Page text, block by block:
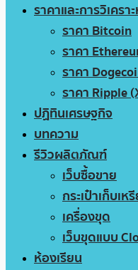
ราคาและการวิเครา
ราคา Bitcoin
ราคา
ราคา
ราคา Ripple
ปฏิทินเศรษฐกิจ
บทความ
รีวิวผลิตภัณฑ์
เว็บซื้อขาย
กระเป๋าเก็บเ
เครื่องขุด
เว็บขุดแบบ
ห้องเรียน